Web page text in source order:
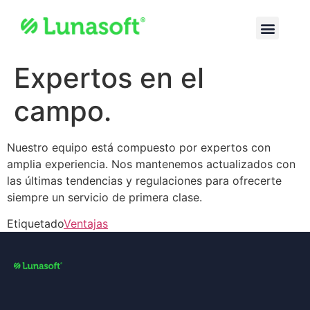
Expertos en el
campo.
Nuestro equipo está compuesto por expertos con
amplia experiencia. Nos mantenemos actualizados con
las últimas tendencias y regulaciones para ofrecerte
siempre un servicio de primera clase.
EtiquetadoVentajas